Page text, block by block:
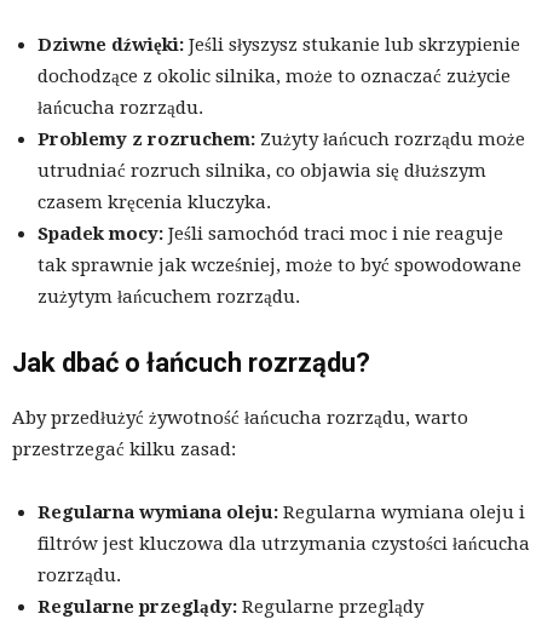
Dziwne dźwięki: Jeśli słyszysz stukanie lub skrzypienie
dochodzące z okolic silnika, może to oznaczać zużycie
łańcucha rozrządu.
Problemy z rozruchem: Zużyty łańcuch rozrządu może
utrudniać rozruch silnika, co objawia się dłuższym
czasem kręcenia kluczyka.
Spadek mocy: Jeśli samochód traci moc i nie reaguje
tak sprawnie jak wcześniej, może to być spowodowane
zużytym łańcuchem rozrządu.
Jak dbać o łańcuch rozrządu?
Aby przedłużyć żywotność łańcucha rozrządu, warto
przestrzegać kilku zasad:
Regularna wymiana oleju: Regularna wymiana oleju i
filtrów jest kluczowa dla utrzymania czystości łańcucha
rozrządu.
Regularne przeglądy: Regularne przeglądy